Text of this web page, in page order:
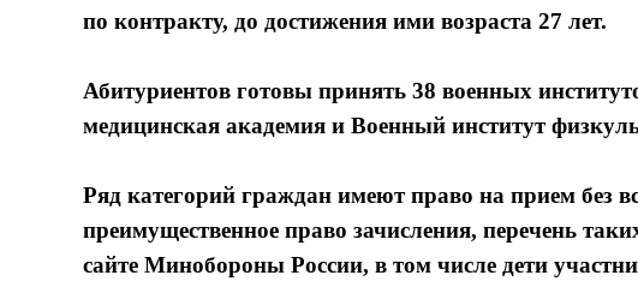
по контракту, до достижения ими возраста 27 лет.
Абитуриентов готовы принять 38 военных
медицинская академия и Военный институт
Ряд категорий граждан имеют право на прием без
преимущественное право зачисления, перечень
сайте Минобороны России, в том числе дети